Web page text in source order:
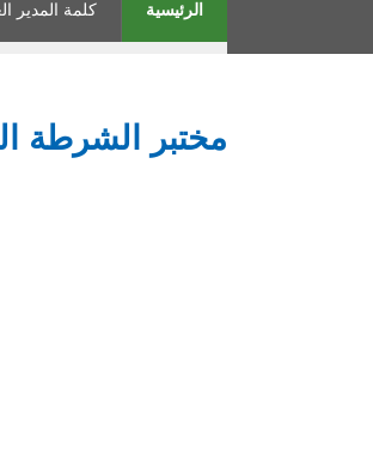
الرئيسية كلمة المدير
مختبر الشرطة